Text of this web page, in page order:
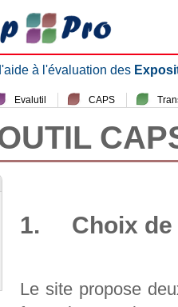
à l'évaluation des
Evalutil CAPS
1. Choix de
Le site propose